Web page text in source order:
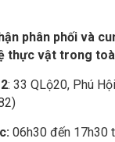
phân phối và
thực vật trong
: 33 QLộ20, Phú
06h30 đến 17h30